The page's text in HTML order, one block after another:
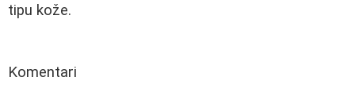
tipu kože.
Komentari